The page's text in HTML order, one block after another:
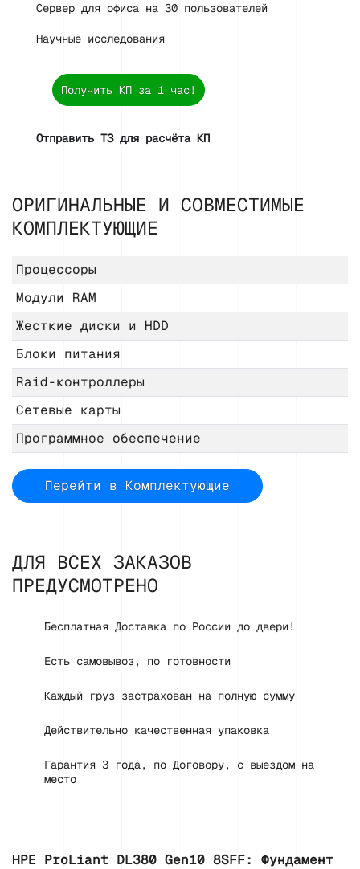
Сервер для офиса на 30 пользователей
Научные исследования
Получить КП за 1 час!
Отправить ТЗ для расчёта КП
ОРИГИНАЛЬНЫЕ И СОВМЕСТИМЫЕ
КОМПЛЕКТУЮЩИЕ
Процессоры
Модули RAM
Жесткие диски и HDD
Блоки питания
Raid-контроллеры
Сетевые карты
Программное обеспечение
Перейти в Комплектующие
ДЛЯ ВСЕХ ЗАКАЗОВ
ПРЕДУСМОТРЕНО
Бесплатная Доставка по России до двери!
Есть самовывоз, по готовности
Каждый груз застрахован на полную сумму
Действительно качественная упаковка
Гарантия 3 года, по Договору, с выездом на
место
HPE ProLiant DL380 Gen10 8SFF: Фундамент